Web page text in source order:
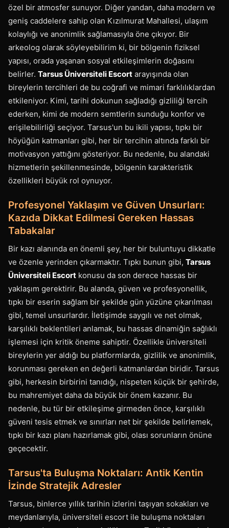
özel bir atmosfer sunuyor. Diğer yandan, daha modern ve
geniş caddelere sahip olan Kızılmurat Mahallesi, ulaşım
kolaylığı ve anonimlik sağlamasıyla öne çıkıyor. Bir
arkeolog olarak söyleyebilirim ki, bir bölgenin fiziksel
yapısı, orada yaşanan sosyal etkileşimlerin doğasını
belirler. Tarsus Üniversiteli Escort arayışında olan
bireylerin tercihleri de bu coğrafi ve mimari farklılıklardan
etkileniyor. Kimi, tarihi dokunun sağladığı gizliliği tercih
ederken, kimi de modern semtlerin sunduğu konfor ve
erişilebilirliği seçiyor. Tarsus'un bu ikili yapısı, tıpkı bir
höyüğün katmanları gibi, her bir tercihin altında farklı bir
motivasyon yattığını gösteriyor. Bu nedenle, bu alandaki
hizmetlerin şekillenmesinde, bölgenin karakteristik
özellikleri büyük rol oynuyor.
Profesyonel Yaklaşım ve Güven Unsurları:
Kazıda Dikkat Edilmesi Gereken Hassas
Tabakalar
Bir kazı alanında en önemli şey, her bir buluntuyu dikkatle
ve özenle yerinden çıkarmaktır. Tıpkı bunun gibi, Tarsus
Üniversiteli Escort konusu da son derece hassas bir
yaklaşım gerektirir. Bu alanda, güven ve profesyonellik,
tıpkı bir eserin sağlam bir şekilde gün yüzüne çıkarılması
gibi, temel unsurlardır. İletişimde saygılı ve net olmak,
karşılıklı beklentileri anlamak, bu hassas dinamiğin sağlıklı
işlemesi için kritik öneme sahiptir. Özellikle üniversiteli
bireylerin yer aldığı bu platformlarda, gizlilik ve anonimlik,
korunması gereken en değerli katmanlardan biridir. Tarsus
gibi, herkesin birbirini tanıdığı, nispeten küçük bir şehirde,
bu mahremiyet daha da büyük bir önem kazanır. Bu
nedenle, bu tür bir etkileşime girmeden önce, karşılıklı
güveni tesis etmek ve sınırları net bir şekilde belirlemek,
tıpkı bir kazı planı hazırlamak gibi, olası sorunların önüne
geçecektir.
Tarsus'ta Buluşma Noktaları: Antik Kentin
İzinde Stratejik Adresler
Tarsus, binlerce yıllık tarihin izlerini taşıyan sokakları ve
meydanlarıyla, üniversiteli escort ile buluşma noktaları